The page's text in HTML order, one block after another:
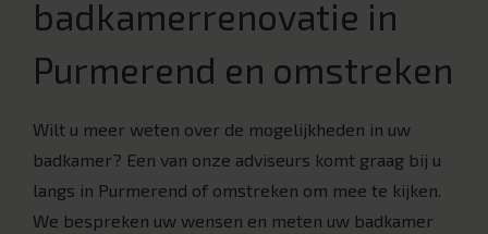
badkamerrenovatie in
Purmerend en omstreken
Wilt u meer weten over de mogelijkheden in uw
badkamer? Een van onze adviseurs komt graag bij u
langs in Purmerend of omstreken om mee te kijken.
We bespreken uw wensen en meten uw badkamer